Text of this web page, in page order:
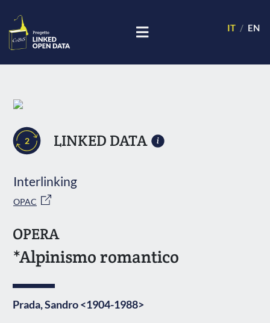
IT EN
2 LINKED DATA
Interlinking
OPAC
OPERA
*Alpinismo romantico
Prada, Sandro <1904-1988>